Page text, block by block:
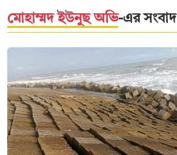
মোহাম্মদ ইউনুছ অভি-এর সংবাদ